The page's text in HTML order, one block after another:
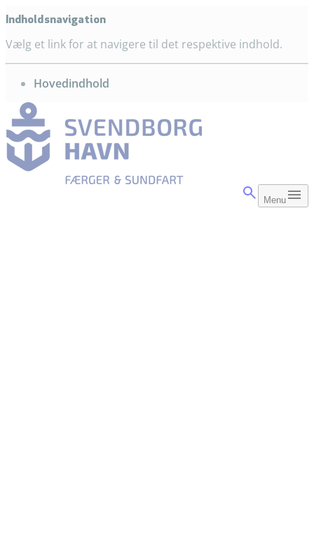
Indholdsnavigation
Vælg et link for at navigere til det respektive indhold.
gå til
Hovedindhold
Menu